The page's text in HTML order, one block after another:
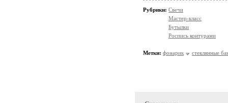
Рубрики: Свечи
Мастер-класс
Бутылки
Роспись контурами
Метки: фонарик стеклянные